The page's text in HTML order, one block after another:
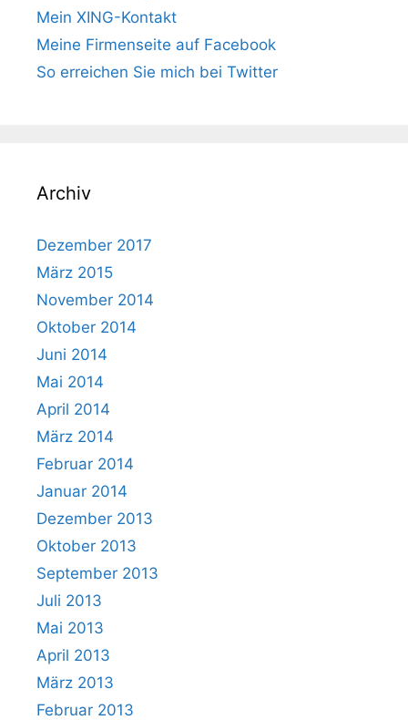
Mein XING-Kontakt
Meine Firmenseite auf Facebook
So erreichen Sie mich bei Twitter
Archiv
Dezember 2017
März 2015
November 2014
Oktober 2014
Juni 2014
Mai 2014
April 2014
März 2014
Februar 2014
Januar 2014
Dezember 2013
Oktober 2013
September 2013
Juli 2013
Mai 2013
April 2013
März 2013
Februar 2013